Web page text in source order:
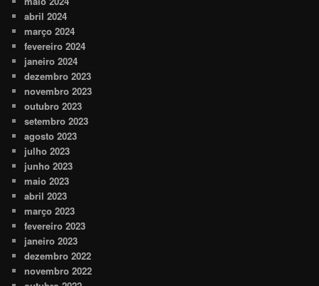
abril 2024
março 2024
fevereiro 2024
janeiro 2024
dezembro 2023
novembro 2023
outubro 2023
setembro 2023
agosto 2023
julho 2023
junho 2023
maio 2023
abril 2023
março 2023
fevereiro 2023
janeiro 2023
dezembro 2022
novembro 2022